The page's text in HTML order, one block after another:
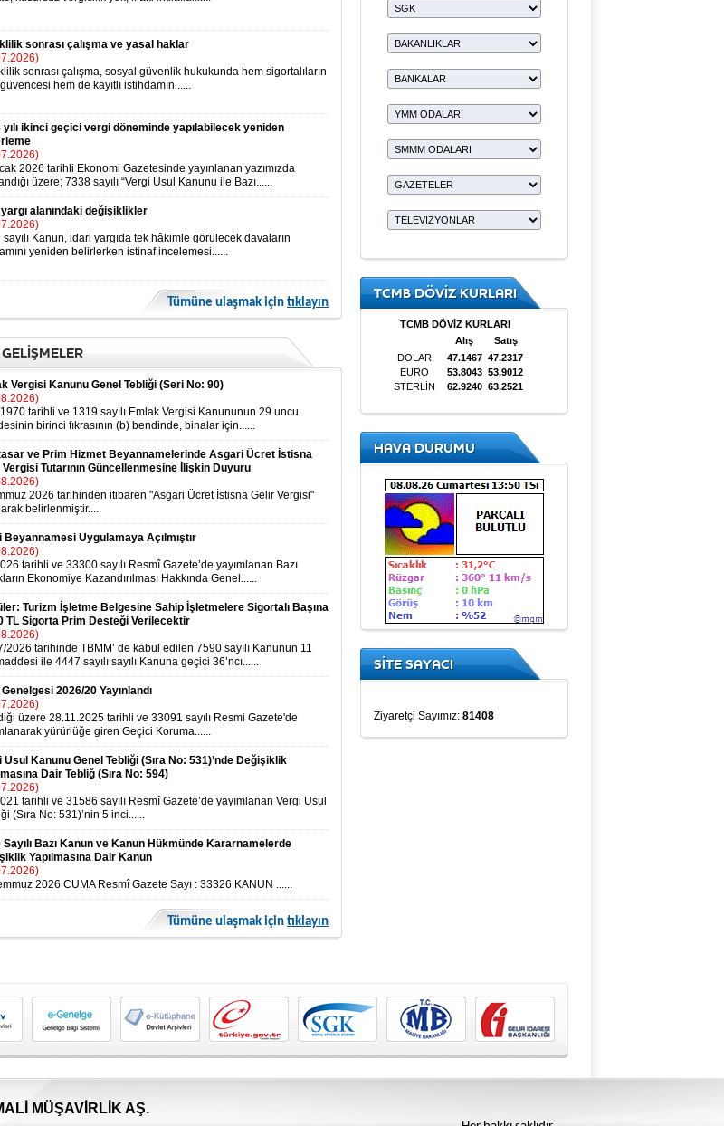
sonrası çalışma ve yasal haklar
sonrası çalışma, sosyal güvenlik hukukunda hem sigortalıların
hem de kayıtlı istihdamın......
yılı ikinci geçici vergi döneminde yapılabilecek yeniden
2026 tarihli Ekonomi Gazetesinde yayınlanan yazımızda
üzere; 7338 sayılı “Vergi Usul Kanunu ile Bazı......
yargı alanındaki değişiklikler
Kanun, idari yargıda tek hâkimle görülecek davaların
yeniden belirlerken istinaf incelemesi......
Tümüne ulaşmak için tıklayın
Vergisi Kanunu Genel Tebliği (Seri No: 90)
tarihli ve 1319 sayılı Emlak Vergisi Kanununun 29 uncu
birinci fıkrasının (b) bendinde, binalar için......
ve Prim Hizmet Beyannamelerinde Asgari Ücret İstisna
Vergisi Tutarının Güncellenmesine İlişkin Duyuru
2026 tarihinden itibaren "Asgari Ücret İstisna Gelir Vergisi"
belirlenmiştir....
Beyannamesi Uygulamaya Açılmıştır
tarihli ve 33300 sayılı Resmî Gazete’de yayımlanan Bazı
Ekonomiye Kazandırılması Hakkında Genel......
Turizm İşletme Belgesine Sahip İşletmelere Sigortalı Başına
TL Sigorta Prim Desteği Verilecektir
2026 tarihinde TBMM’ de kabul edilen 7590 sayılı Kanunun 11
ile 4447 sayılı sayılı Kanuna geçici 36’ncı......
2026/20 Yayınlandı
üzere 28.11.2025 tarihli ve 33091 sayılı Resmi Gazete'de
yürürlüğe giren Geçici Koruma......
Usul Kanunu Genel Tebliği (Sıra No: 531)’nde Değişiklik
Dair Tebliğ (Sıra No: 594)
tarihli ve 31586 sayılı Resmî Gazete’de yayımlanan Vergi Usul
(Sıra No: 531)’nin 5 inci......
Sayılı Bazı Kanun ve Kanun Hükmünde Kararnamelerde
Yapılmasına Dair Kanun
2026 CUMA Resmî Gazete Sayı : 33326 KANUN ......
Tümüne ulaşmak için tıklayın
TCMB DÖVİZ KURLARI
HAVA DURUMU
SİTE SAYACI
Ziyaretçi Sayımız: 81408
MÜŞAVİRLİK AŞ.